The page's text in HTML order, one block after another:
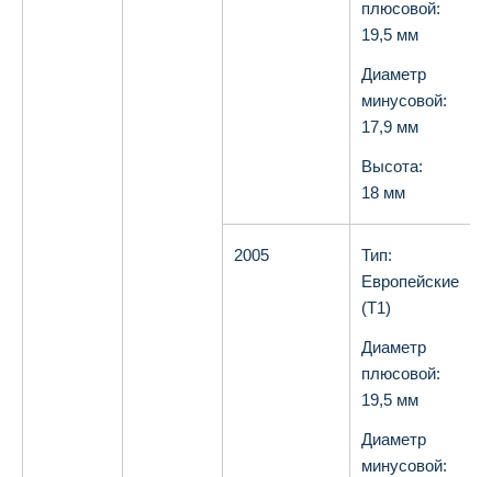
плюсовой:
19,5 мм
Диаметр
минусовой:
17,9 мм
Высота:
18 мм
2005
Тип:
Европейские
(T1)
Диаметр
плюсовой:
19,5 мм
Диаметр
минусовой: